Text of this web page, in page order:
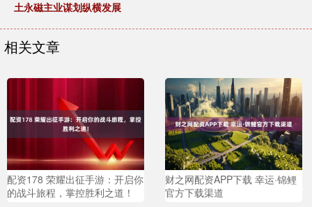
土永磁主业谋划纵横发展
相关文章
配资178 荣耀出征手游：开启你
的战斗旅程，掌控胜利之道！
财之网配资APP下载 幸运·锦鲤
官方下载渠道